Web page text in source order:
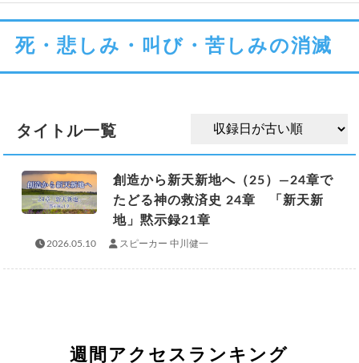
死・悲しみ・叫び・苦しみの消滅
タイトル一覧
創造から新天新地へ（25）―24章で
たどる神の救済史 24章 「新天新
地」黙示録21章
2026.05.10 スピーカー 中川健一
週間アクセスランキング